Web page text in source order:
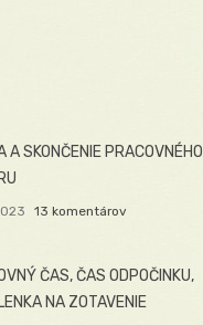
A SKONČENIE PRACOVNÉHO
13 komentárov
ČAS, ČAS ODPOČINKU,
NA ZOTAVENIE